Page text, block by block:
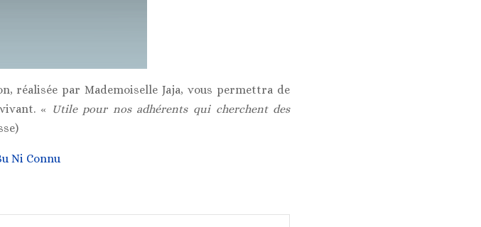
réalisée par Mademoiselle Jaja, vous permettra de
« Utile pour nos adhérents qui cherchent des
Ni Connu